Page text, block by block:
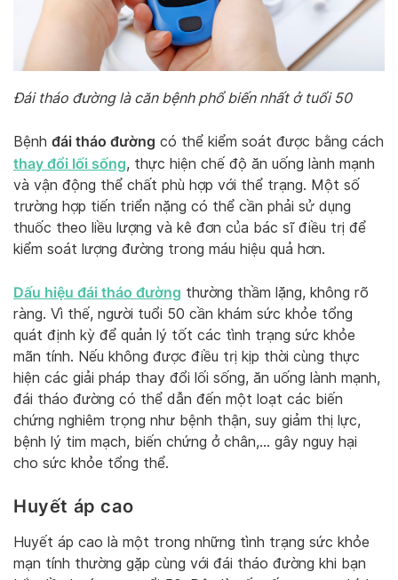
Đái tháo đường là căn bệnh phổ biến nhất ở tuổi 50
Bệnh đái tháo đường có thể kiểm soát được bằng cách
thay đổi lối sống, thực hiện chế độ ăn uống lành mạnh
và vận động thể chất phù hợp với thể trạng. Một số
trường hợp tiến triển nặng có thể cần phải sử dụng
thuốc theo liều lượng và kê đơn của bác sĩ điều trị để
kiểm soát lượng đường trong máu hiệu quả hơn.
Dấu hiệu đái tháo đường thường thầm lặng, không rõ
ràng. Vì thế, người tuổi 50 cần khám sức khỏe tổng
quát định kỳ để quản lý tốt các tình trạng sức khỏe
mãn tính. Nếu không được điều trị kịp thời cùng thực
hiện các giải pháp thay đổi lối sống, ăn uống lành mạnh,
đái tháo đường có thể dẫn đến một loạt các biến
chứng nghiêm trọng như bệnh thận, suy giảm thị lực,
bệnh lý tim mạch, biến chứng ở chân,… gây nguy hại
cho sức khỏe tổng thể.
Huyết áp cao
Huyết áp cao là một trong những tình trạng sức khỏe
mạn tính thường gặp cùng với đái tháo đường khi bạn